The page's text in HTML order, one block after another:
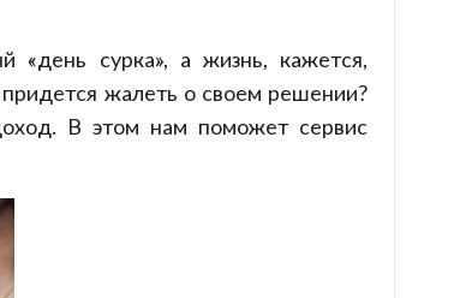
«день сурка», а жизнь, кажется,
жалеть о своем решении?
В этом нам поможет сервис